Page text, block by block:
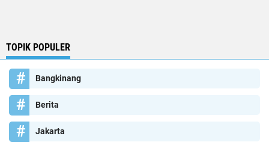
TOPIK POPULER
Bangkinang
Berita
Jakarta